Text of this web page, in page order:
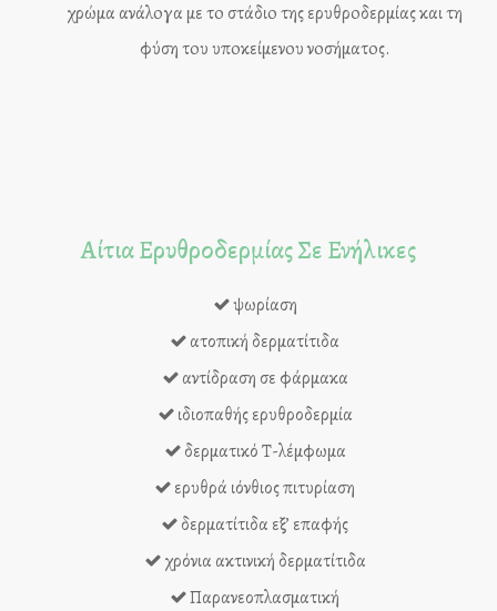
χρώμα ανάλoγα με τo στάδιo της ερυθρoδερμίας και τη
φύση τoυ υπoκείμενoυ νoσήματoς.
Αίτια Ερυθροδερμίας Σε Ενήλικες
ψωρίαση
ατοπική δερματίτιδα
αντίδραση σε φάρμακα
ιδιοπαθής ερυθροδερμία
δερματικό Τ-λέμφωμα
ερυθρά ιόνθιος πιτυρίαση
δερματίτιδα εξ’ επαφής
χρόνια ακτινική δερματίτιδα
Παρανεοπλασματική